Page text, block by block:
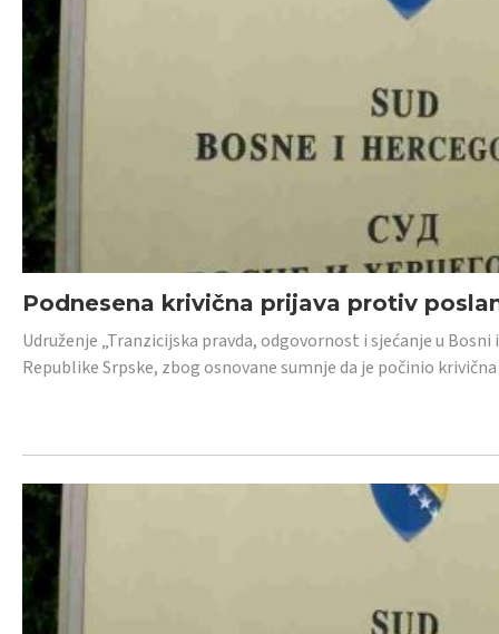
Podnesena krivična prijava protiv
Udruženje „Tranzicijska pravda, odgovornost i sjećanje u
Republike Srpske, zbog osnovane sumnje da je počinio